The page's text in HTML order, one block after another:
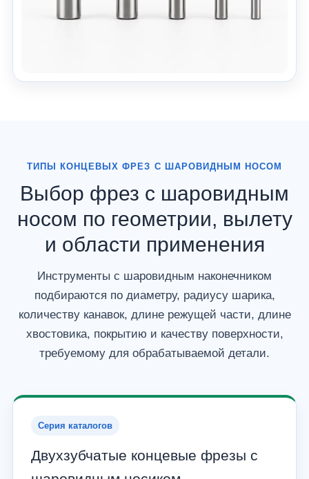
ТИПЫ КОНЦЕВЫХ ФРЕЗ С ШАРОВИДНЫМ НОСОМ
Выбор фрез с шаровидным
носом по геометрии, вылету
и области применения
Инструменты с шаровидным наконечником
подбираются по диаметру, радиусу шарика,
количеству канавок, длине режущей части, длине
хвостовика, покрытию и качеству поверхности,
требуемому для обрабатываемой детали.
Серия каталогов
Двухзубчатые концевые фрезы с